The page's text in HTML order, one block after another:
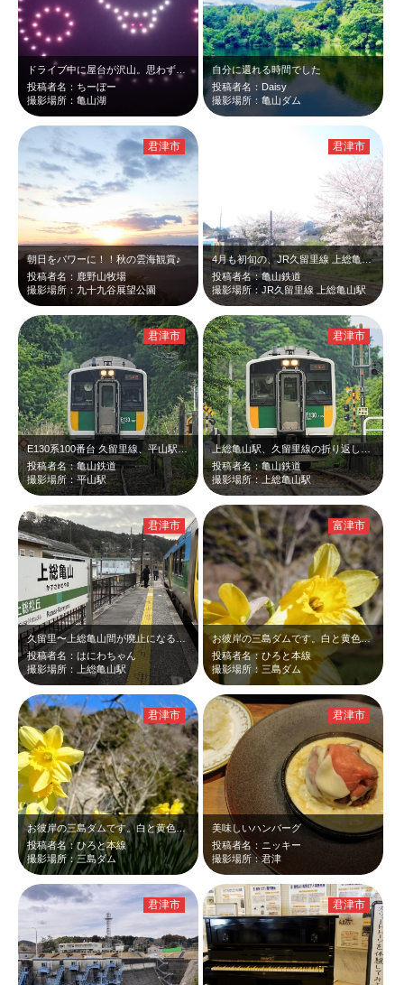
ドライブ中に屋台が沢山。思わず駐車したら、花火大会前に300機のドローンショー…
投稿者名：ちーぼー
撮影場所：亀山湖
自分に還れる時間でした
投稿者名：Daisy
撮影場所：亀山ダム
朝日をパワーに！！秋の雲海観賞♪
投稿者名：鹿野山牧場
撮影場所：九十九谷展望公園
君津市
4月も初旬の、JR久留里線 上総亀山駅。
投稿者名：亀山鉄道
撮影場所：JR久留里線 上総亀山駅
君津市
E130系100番台 久留里線、平山駅到着。
投稿者名：亀山鉄道
撮影場所：平山駅
君津市
投稿者名：亀山鉄道
撮影場所：上総亀山駅
君津市
久留里〜上総亀山間が廃止になる前に乗ってきました。亀山には祖母の家があり、子供…
投稿者名：はにわちゃん
撮影場所：上総亀山駅
君津市
お彼岸の三島ダムです。白と黄色の水仙は良く見ますが、珍しい黄色の水仙が咲いてい…
投稿者名：ひろと本線
撮影場所：三島ダム
富津市
お彼岸の三島ダムです。白と黄色の水仙は良く見ますが、珍しい黄色い水仙が咲いてい…
投稿者名：ひろと本線
撮影場所：三島ダム
君津市
美味しいハンバーグ
投稿者名：ニッキー
撮影場所：君津
君津市
君津市 君津市